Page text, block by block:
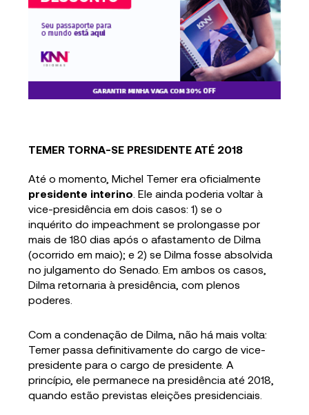
TEMER TORNA-SE PRESIDENTE ATÉ 2018
Até o momento, Michel Temer era oficialmente
presidente interino . Ele ainda poderia voltar à
vice-presidência em dois casos: 1) se o
inquérito do impeachment se prolongasse por
mais de 180 dias após o afastamento de Dilma
(ocorrido em maio); e 2) se Dilma fosse absolvida
no julgamento do Senado. Em ambos os casos,
Dilma retornaria à presidência, com plenos
poderes.
Com a condenação de Dilma, não há mais volta:
Temer passa definitivamente do cargo de vice-
presidente para o cargo de presidente. A
princípio, ele permanece na presidência até 2018,
quando estão previstas eleições presidenciais.